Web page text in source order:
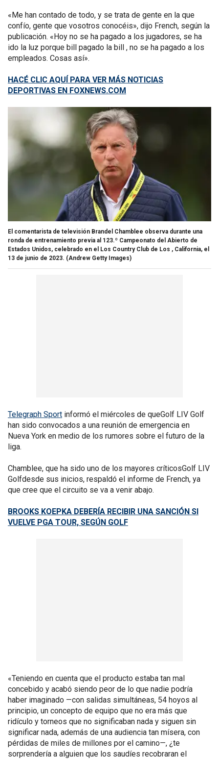
«Me han contado de todo, y se trata de gente en la que
confío, gente que vosotros conocéis», dijo French, según la
publicación. «Hoy no se ha pagado a los jugadores, se ha
ido la luz porque bill pagado la bill , no se ha pagado a los
empleados. Cosas así».
HACÉ CLIC AQUÍ PARA VER MÁS NOTICIAS
DEPORTIVAS EN FOXNEWS.COM
El comentarista de televisión Brandel Chamblee observa durante una
ronda de entrenamiento previa al 123.º Campeonato del Abierto de
Estados Unidos, celebrado en el Los Country Club de Los , California, el
13 de junio de 2023. (Andrew Getty Images)
Telegraph Sport informó el miércoles de queGolf LIV Golf
han sido convocados a una reunión de emergencia en
Nueva York en medio de los rumores sobre el futuro de la
liga.
Chamblee, que ha sido uno de los mayores críticosGolf LIV
Golfdesde sus inicios, respaldó el informe de French, ya
que cree que el circuito se va a venir abajo.
BROOKS KOEPKA DEBERÍA RECIBIR UNA SANCIÓN SI
VUELVE PGA TOUR, SEGÚN GOLF
«Teniendo en cuenta que el producto estaba tan mal
concebido y acabó siendo peor de lo que nadie podría
haber imaginado —con salidas simultáneas, 54 hoyos al
principio, un concepto de equipo que no era más que
ridículo y torneos que no significaban nada y siguen sin
significar nada, además de una audiencia tan mísera, con
pérdidas de miles de millones por el camino—, ¿te
sorprendería a alguien que los saudíes recobraran el